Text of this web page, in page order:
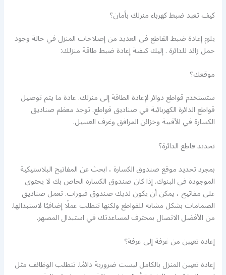
كيف تعيد ضبط كهرباء منزلك بأمان؟
يلزم إعادة ضبط القاطع في العديد من إصلاحات المنزل في حالة وجود
حمل زائد للدائرة . إليك كيفية إعادة ضبط طاقة منزلك:
موقعك؟
ستستخدم قواطع دوائر لإعادة الطاقة إلى منزلك. عادة ما يتم توصيل
قواطع الدائرة الكهربائية في صناديق قواطع. توجد معظم صناديق
الكسارة في الأقبية وخزائن المرافق وغرف الغسيل.
تحديد قاطع الدائرة؟
بمجرد تحديد موقع صندوق الكسارة ، ابحث عن المفاتيح البلاستيكية
الموجودة في البنوك. إذا كان صندوق الكسارة الخاص بك لا يحتوي
على مفاتيح ، يمكن أن يكون لديك صندوق فيوزات. تعمل صناديق
الصمامات بشكل مشابه للقواطع ولكنها تتطلب عملًا إضافيًا لاستبدالها.
من الأفضل الاتصال بمحترف لمساعدتك في استبدال المصهر.
إعادة تعيين من غرفة إلى غرفة؟
إعادة تعيين المنزل بالكامل ليست ضرورية دائمًا. تتطلب الوظائف مثل